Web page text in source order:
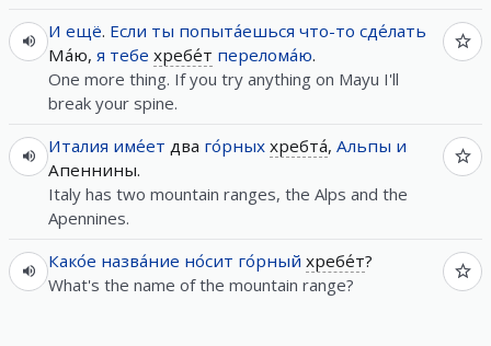
И ещё. Если ты попыта́ешься что-то сде́лать
Ма́ю, я тебе хребе́т перелома́ю.
One more thing. If you try anything on Mayu I'll
break your spine.
Италия име́ет два го́рных хребта́, Альпы и
Апеннины.
Italy has two mountain ranges, the Alps and the
Apennines.
Како́е назва́ние но́сит го́рный хребе́т?
What's the name of the mountain range?